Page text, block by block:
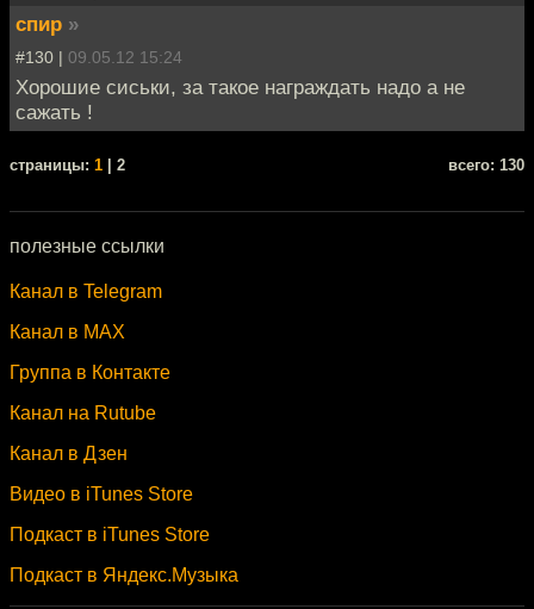
спир »
#130 | 09.05.12 15:24
Хорошие сиськи, за такое награждать надо а не
сажать !
cтраницы: 1 | 2 всего: 130
полезные ссылки
Канал в Telegram
Канал в MAX
Группа в Контакте
Канал на Rutube
Канал в Дзен
Видео в iTunes Store
Подкаст в iTunes Store
Подкаст в Яндекс.Музыка